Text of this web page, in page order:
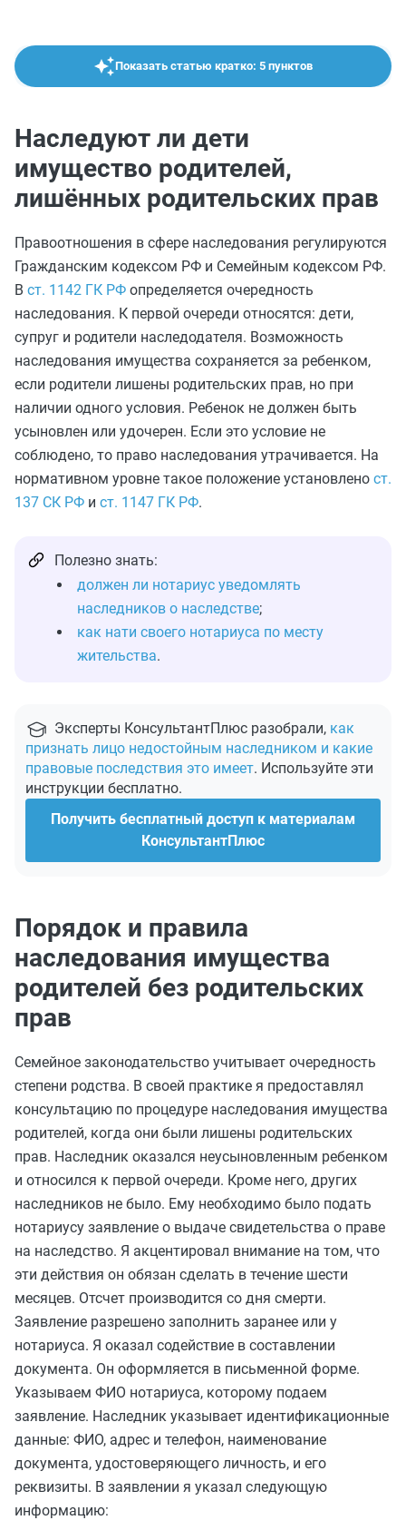
Показать статью кратко: 5 пунктов
Наследуют ли дети
имущество родителей,
лишённых родительских прав
Правоотношения в сфере наследования регулируются
Гражданским кодексом РФ и Семейным кодексом РФ.
В ст. 1142 ГК РФ определяется очередность
наследования. К первой очереди относятся: дети,
супруг и родители наследодателя. Возможность
наследования имущества сохраняется за ребенком,
если родители лишены родительских прав, но при
наличии одного условия. Ребенок не должен быть
усыновлен или удочерен. Если это условие не
соблюдено, то право наследования утрачивается. На
нормативном уровне такое положение установлено ст.
137 СК РФ и ст. 1147 ГК РФ.
Полезно знать:
должен ли нотариус уведомлять
наследников о наследстве;
как нати своего нотариуса по месту
жительства.
Эксперты КонсультантПлюс разобрали, как
признать лицо недостойным наследником и какие
правовые последствия это имеет. Используйте эти
инструкции бесплатно.
Получить бесплатный доступ к материалам
КонсультантПлюс
Порядок и правила
наследования имущества
родителей без родительских
прав
Семейное законодательство учитывает очередность
степени родства. В своей практике я предоставлял
консультацию по процедуре наследования имущества
родителей, когда они были лишены родительских
прав. Наследник оказался неусыновленным ребенком
и относился к первой очереди. Кроме него, других
наследников не было. Ему необходимо было подать
нотариусу заявление о выдаче свидетельства о праве
на наследство. Я акцентировал внимание на том, что
эти действия он обязан сделать в течение шести
месяцев. Отсчет производится со дня смерти.
Заявление разрешено заполнить заранее или у
нотариуса. Я оказал содействие в составлении
документа. Он оформляется в письменной форме.
Указываем ФИО нотариуса, которому подаем
заявление. Наследник указывает идентификационные
данные: ФИО, адрес и телефон, наименование
документа, удостоверяющего личность, и его
реквизиты. В заявлении я указал следующую
информацию: